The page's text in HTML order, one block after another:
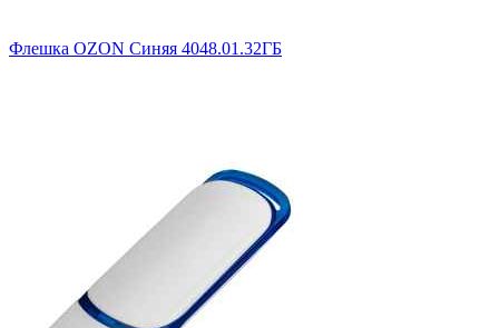
Флешка OZON Синяя 4048.01.32ГБ